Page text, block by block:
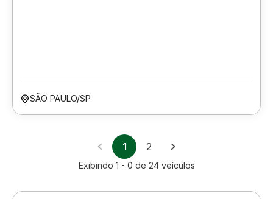
SÃO PAULO/SP
1 2
Exibindo 1 - 0 de 24 veículos